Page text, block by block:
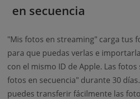
en secuencia
"Mis fotos en streaming" carga tus
para que puedas verlas e
con el mismo ID de Apple. Las
fotos en secuencia" durante 30
puedes transferir fácilmente las